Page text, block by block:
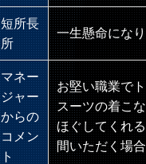
短所長
所
一生懸命にな
マネー
ジャー
からの
コメン
ト
お堅い職業で
スーツの着こ
ほぐしてくれ
間いただく場